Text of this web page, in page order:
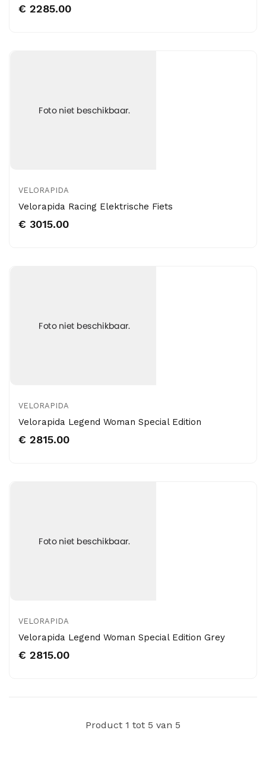
€ 2285.00
VELORAPIDA
Velorapida Racing Elektrische Fiets
€ 3015.00
VELORAPIDA
Velorapida Legend Woman Special Edition
€ 2815.00
VELORAPIDA
Velorapida Legend Woman Special Edition Grey
€ 2815.00
Product 1 tot 5 van 5